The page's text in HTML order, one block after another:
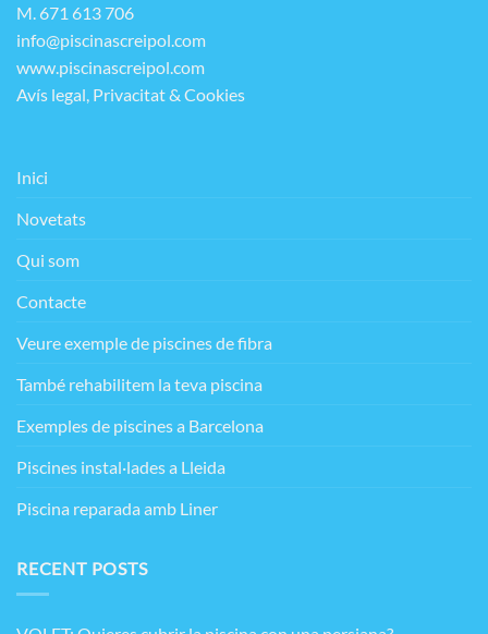
M. 671 613 706
info@piscinascreipol.com
www.piscinascreipol.com
Avís legal, Privacitat & Cookies
Inici
Novetats
Qui som
Contacte
Veure exemple de piscines de fibra
També rehabilitem la teva piscina
Exemples de piscines a Barcelona
Piscines instal·lades a Lleida
Piscina reparada amb Liner
RECENT POSTS